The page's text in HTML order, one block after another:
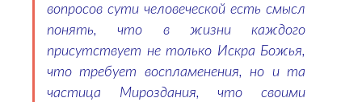
вопросов сути человеческой есть смысл
понять, что в жизни каждого
присутствует не только Искра Божья,
что требует воспламенения, но и та
частица Мироздания, что своими